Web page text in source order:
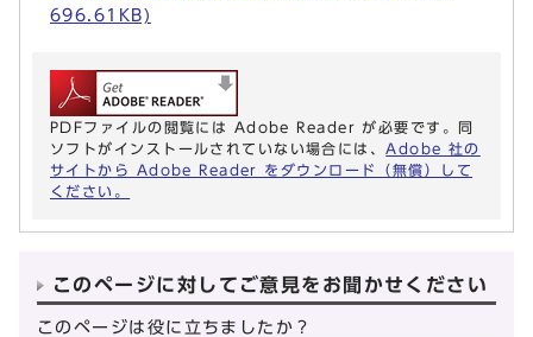
696.61KB)
PDFファイルの閲覧には Adobe Reader が必要です。同
ソフトがインストールされていない場合には、 Adobe 社の
サイトから Adobe Reader をダウンロード（無償）して
ください。
このページに対してご意見をお聞かせください
このページは役に立ちましたか？